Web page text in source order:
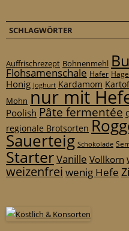
SCHLAGWÖRTER
Auffrischrezept Bohnenmehl
Flohsamenschale Hafer
Honig Joghurt Kardamom
Mohn nur mit
Poolish Pâte fermentée
regionale Brotsorten
Sauerteig Schokolade
StarterVanille Vollkorn
weizenfrei wenig Hefe